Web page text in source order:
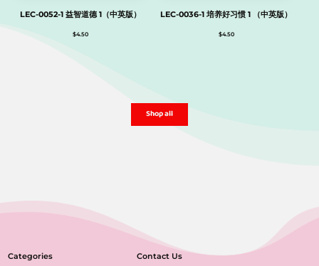
LEC-0052-1 益智道德 1（中英版）
$4.50
LEC-0036-1 培养好习惯 1 （中英版）
$4.50
Shop all
Categories Contact Us